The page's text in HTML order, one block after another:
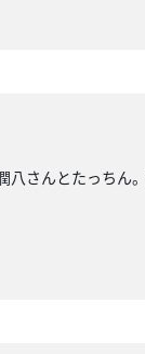
さんとたっち